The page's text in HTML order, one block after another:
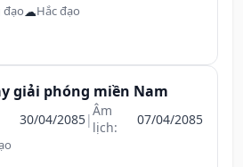
đạo☁Hắc đạo
giải phóng miền Nam
30/04/2085|Âm
lịch:
07/04/2085